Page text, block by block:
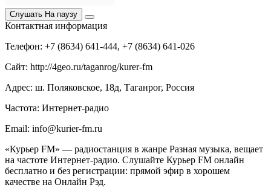
Слушать На паузу
Контактная информация
Телефон: +7 (8634) 641-444, +7 (8634) 641-026
Сайт: http://4geo.ru/taganrog/kurer-fm
Адрес: ш. Поляковское, 18д, Таганрог, Россия
Частота: Интернет-радио
Email: info@kurier-fm.ru
«Курьер FM» — радиостанция в жанре Разная музыка, вещает
на частоте Интернет-радио. Слушайте Курьер FM онлайн
бесплатно и без регистрации: прямой эфир в хорошем
качестве на Онлайн Рэд.